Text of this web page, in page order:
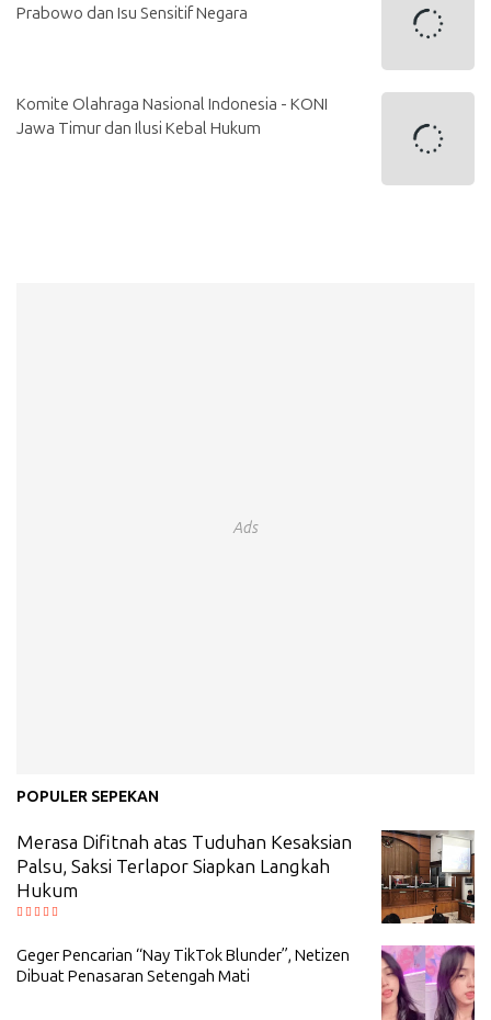
Prabowo dan Isu Sensitif Negara
Komite Olahraga Nasional Indonesia - KONI
Jawa Timur dan Ilusi Kebal Hukum
Ads
POPULER SEPEKAN
Merasa Difitnah atas Tuduhan Kesaksian
Palsu, Saksi Terlapor Siapkan Langkah
Hukum
Geger Pencarian “Nay TikTok Blunder”, Netizen
Dibuat Penasaran Setengah Mati